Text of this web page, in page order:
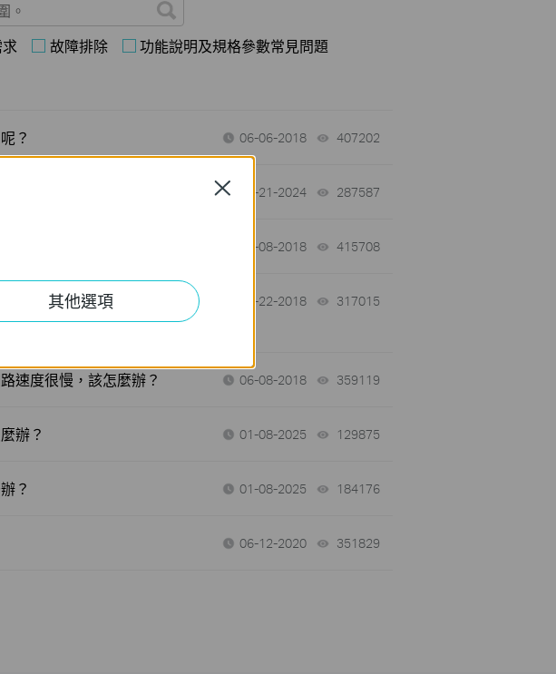
故障排除 功能說明及規格參數常見問題
？ 06-06-2018 407202
10-21-2024 287587
滅，我該怎麼辦？ 06-08-2018 415708
理型交換器時無法正常
05-22-2018 317015
速度很慢，該怎麼辦？ 06-08-2018 359119
辦？ 01-08-2025 129875
？ 01-08-2025 184176
06-12-2020 351829
其他選項
Close